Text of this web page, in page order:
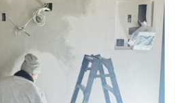
します。 河野